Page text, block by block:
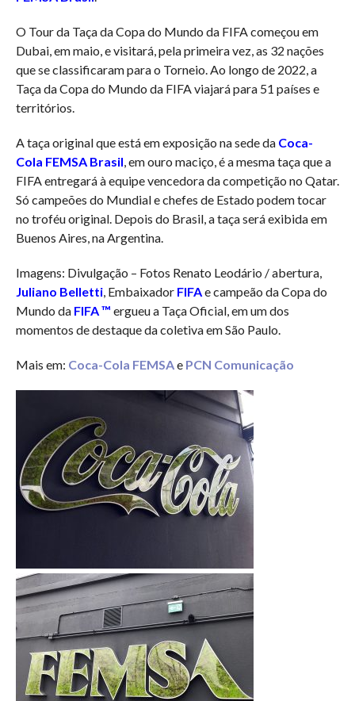
O Tour da Taça da Copa do Mundo da FIFA começou em
Dubai, em maio, e visitará, pela primeira vez, as 32 nações
que se classificaram para o Torneio. Ao longo de 2022, a
Taça da Copa do Mundo da FIFA viajará para 51 países e
territórios.
A taça original que está em exposição na sede da Coca-
Cola FEMSA Brasil, em ouro maciço, é a mesma taça que a
FIFA entregará à equipe vencedora da competição no Qatar.
Só campeões do Mundial e chefes de Estado podem tocar
no troféu original. Depois do Brasil, a taça será exibida em
Buenos Aires, na Argentina.
Imagens: Divulgação – Fotos Renato Leodário / abertura,
Juliano Belletti, Embaixador FIFAe campeão da Copa do
Mundo da FIFA ™ ergueu a Taça Oficial, em um dos
momentos de destaque da coletiva em São Paulo.
Mais em: Coca-Cola FEMSAe PCN Comunicação